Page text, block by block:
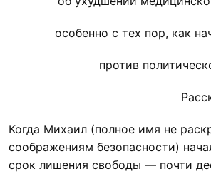
особенно с тех пор, как
против
Когда Михаил (полное имя не
соображениям безопасности)
срок лишения свободы — почти